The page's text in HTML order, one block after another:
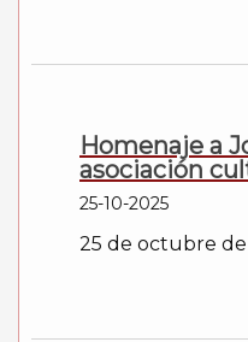
Homenaje a
asociación
25-10-2025
25 de octubre de